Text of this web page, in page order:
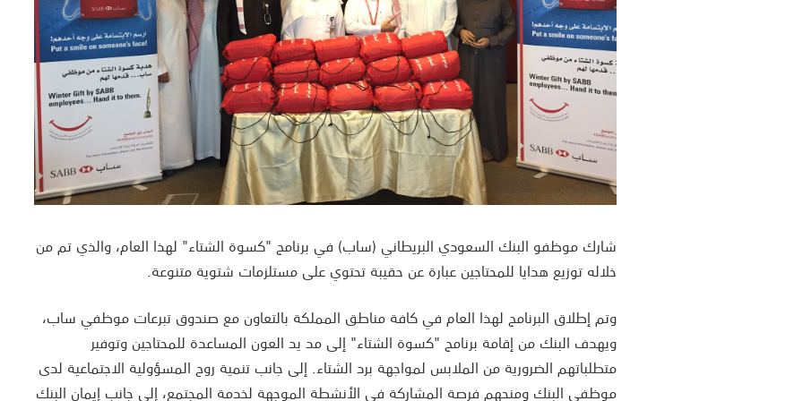
شارك موظفو البنك السعودي البريطاني (ساب) في برنامج "كسوة الشتاء" لهذا العام، والذي تم من
خلاله توزيع هدايا للمحتاجين عبارة عن حقيبة تحتوي على مستلزمات شتوية متنوعة.
وتم إطلاق البرنامج لهذا العام في كافة مناطق المملكة بالتعاون مع صندوق تبرعات موظفي ساب،
ويهدف البنك من إقامة برنامج "كسوة الشتاء" إلى مد يد العون المساعدة للمحتاجين وتوفير
متطلباتهم الضرورية من الملابس لمواجهة برد الشتاء. إلى جانب تنمية روح المسؤولية الاجتماعية لدى
موظفي البنك ومنحهم فرصة المشاركة في الأنشطة الموجهة لخدمة المجتمع، إلى جانب إيمان البنك